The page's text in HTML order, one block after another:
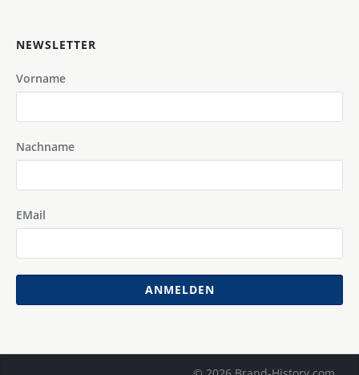
NEWSLETTER
Vorname
Nachname
EMail
ANMELDEN